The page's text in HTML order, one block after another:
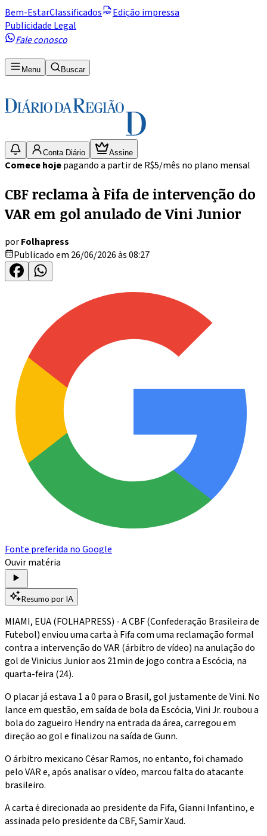
Bem-EstarClassificados
Edição impressa
Publicidade Legal
Fale conosco
Menu Buscar
Conta Diário Assine
Comece hojepagando a partir de R$5/mês no plano mensal
CBF reclama à Fifa de intervenção do
VAR em gol anulado de Vini Junior
porFolhapress
Publicado em 26/06/2026 às 08:27
Fonte preferida no Google
Ouvir matéria
Resumo por IA
MIAMI, EUA (FOLHAPRESS) - A CBF (Confederação Brasileira de
Futebol) enviou uma carta à Fifa com uma reclamação formal
contra a intervenção do VAR (árbitro de vídeo) na anulação do
gol de Vinicius Junior aos 21min de jogo contra a Escócia, na
quarta-feira (24).
O placar já estava 1 a 0 para o Brasil, gol justamente de Vini. No
lance em questão, em saída de bola da Escócia, Vini Jr. roubou a
bola do zagueiro Hendry na entrada da área, carregou em
direção ao gol e finalizou na saída de Gunn.
O árbitro mexicano César Ramos, no entanto, foi chamado
pelo VAR e, após analisar o vídeo, marcou falta do atacante
brasileiro.
A carta é direcionada ao presidente da Fifa, Gianni Infantino, e
assinada pelo presidente da CBF, Samir Xaud.